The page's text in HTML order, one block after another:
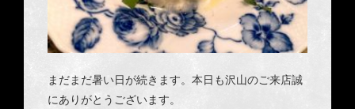
まだまだ暑い日が続きます。本日も沢山のご来店誠
にありがとうございます。